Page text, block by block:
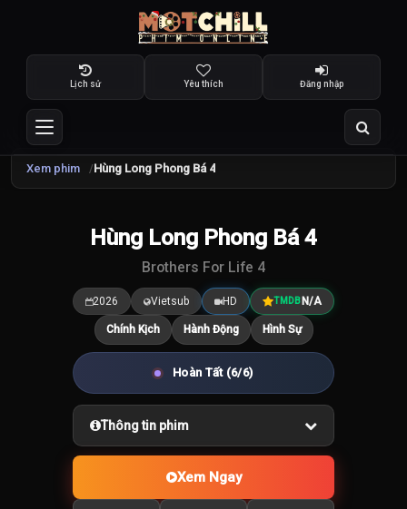
Lịch sử Yêu thích Đăng nhập
Xem phim Hùng Long Phong Bá 4
8.5/10
Hùng Long Phong Bá 4
Brothers For Life 4
2026 Vietsub HD TMDB N/A
Chính Kịch Hành Động Hình Sự
Hoàn Tất (6/6)
Thông tin phim
Xem Ngay